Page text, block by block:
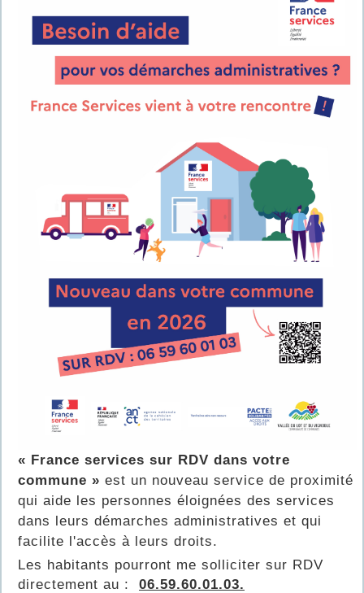
« France services sur RDV dans votre
commune » est un nouveau service de proximité
qui aide les personnes éloignées des services
dans leurs démarches administratives et qui
facilite l'accès à leurs droits.
Les habitants pourront me solliciter sur RDV
directement au : 06.59.60.01.03.